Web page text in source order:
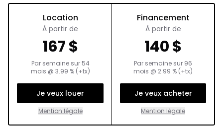
Location
À partir de
167$
Par semaine sur 54
mois @ 3.99 % (+tx)
Je veux louer
Mention légale
Financement
À partir de
140$
Par semaine sur 96
mois @ 2.99 % (+tx)
Je veux acheter
Mention légale